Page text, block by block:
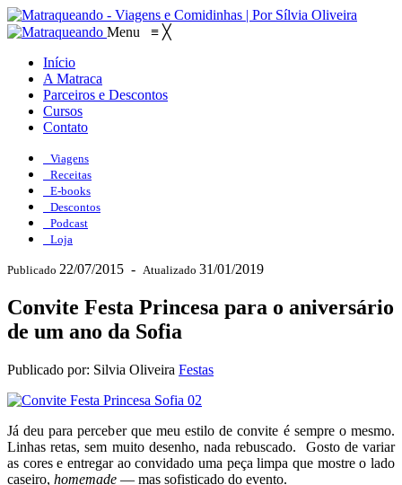
Menu ≡ ╳
Início
A Matraca
Parceiros e Descontos
Cursos
Contato
Viagens
Receitas
E-books
Descontos
Podcast
Loja
Publicado 22/07/2015 - Atualizado 31/01/2019
Convite Festa Princesa para o aniversário
de um ano da Sofia
Publicado por: Silvia Oliveira Festas
Já deu para perceber que meu estilo de convite é sempre o mesmo.
Linhas retas, sem muito desenho, nada rebuscado. Gosto de variar
as cores e entregar ao convidado uma peça limpa que mostre o lado
caseiro, homemade — mas sofisticado do evento.